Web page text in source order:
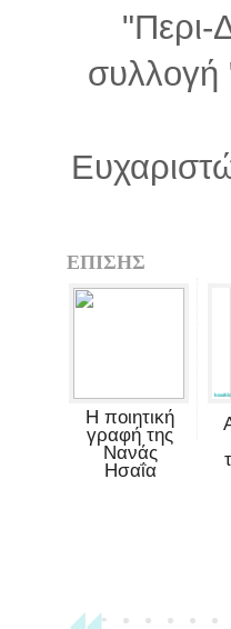
"Περι-
συλλογή
ΕΠΙΣΗΣ
Η ποιητική
γραφή της
Νανάς
Ησαΐα